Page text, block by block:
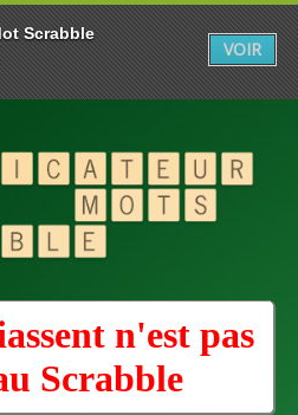
n'est pas
Scrabble
Scrabble
VOIR